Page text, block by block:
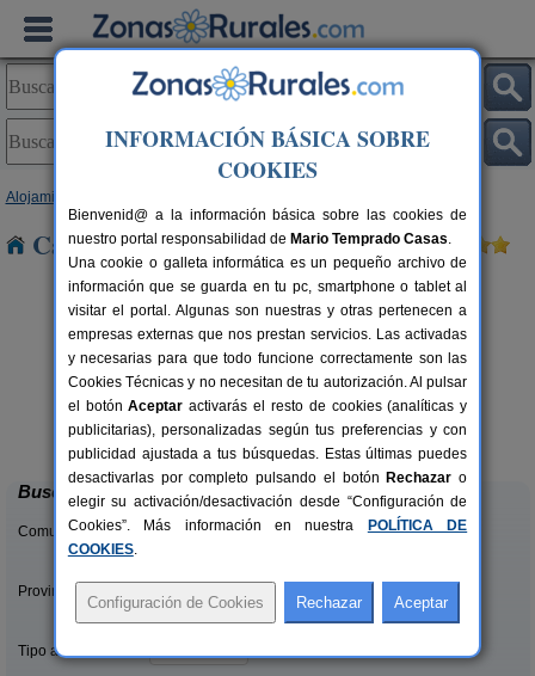
Alojamientos
Casas Rurales cerca de Mosteiro
20+9 pers.
desde25 €
Pazo de Terrafeita
Trabada (Lugo)
Buscar
Comunidades:
Provincias/Islas:
Tipo alquiler:
INFORMACIÓN BÁSICA SOBRE
COOKIES
Bienvenid@ a la información básica sobre las cookies de
nuestro portal responsabilidad de Mario Temprado Casas.
Una cookie o galleta informática es un pequeño archivo de
información que se guarda en tu pc, smartphone o tablet al
visitar el portal. Algunas son nuestras y otras pertenecen a
empresas externas que nos prestan servicios. Las activadas
y necesarias para que todo funcione correctamente son las
Cookies Técnicas y no necesitan de tu autorización. Al pulsar
el botónAceptar activarás el resto de cookies (analíticas y
publicitarias), personalizadas según tus preferencias y con
publicidad ajustada a tus búsquedas. Estas últimas puedes
desactivarlas por completo pulsando el botón Rechazar o
elegir su activación/desactivación desde “Configuración de
Cookies”. Más información en nuestra
POLÍTICA DE
COOKIES.